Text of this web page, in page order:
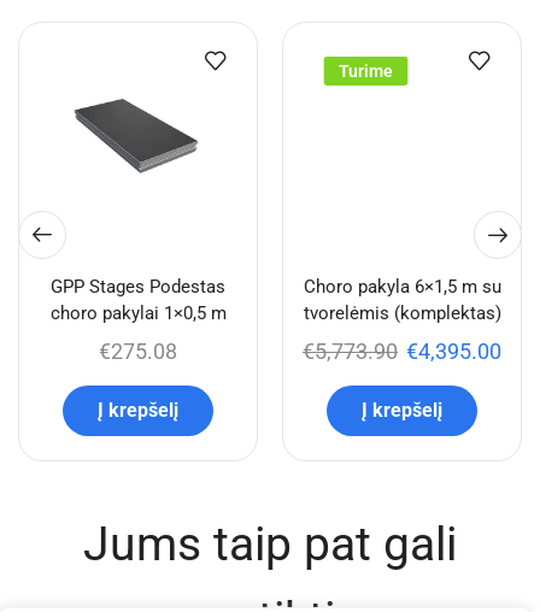
GPP Stages Podestas
choro pakylai 1×0,5 m
€275.08
Į krepšelį
Turime
Choro pakyla 6×1,5 m su
tvorelėmis (komplektas)
€5,773.90 €4,395.00
Į krepšelį
Jums taip pat gali